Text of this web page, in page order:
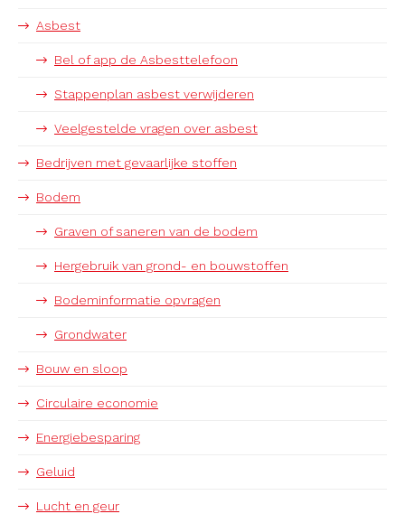
Asbest
Bel of app de Asbesttelefoon
Stappenplan asbest verwijderen
Veelgestelde vragen over asbest
Bedrijven met gevaarlijke stoffen
Bodem
Graven of saneren van de bodem
Hergebruik van grond- en bouwstoffen
Bodeminformatie opvragen
Grondwater
Bouw en sloop
Circulaire economie
Energiebesparing
Geluid
Lucht en geur